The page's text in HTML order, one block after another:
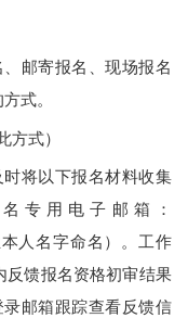
邮寄报名、现场报名
式。
式）
将以下报名材料收集
专用电子邮箱：
人名字命名）。工作
反馈报名资格初审结果
邮箱跟踪查看反馈信